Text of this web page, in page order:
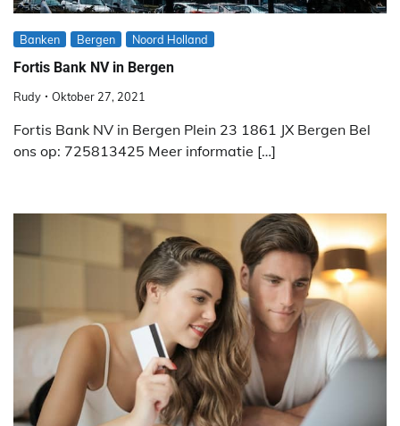
Banken Bergen Noord Holland
Fortis Bank NV in Bergen
Rudy Oktober 27, 2021
Fortis Bank NV in Bergen Plein 23 1861 JX Bergen Bel
ons op: 725813425 Meer informatie […]